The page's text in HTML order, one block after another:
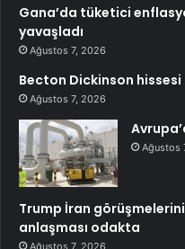
Gana’da tüketici
yavaşladı
Ağustos 7, 2026
Becton Dickinson
Ağustos 7, 2026
Ağustos
Trump İran
anlaşması odakta
Ağustos 7, 2026